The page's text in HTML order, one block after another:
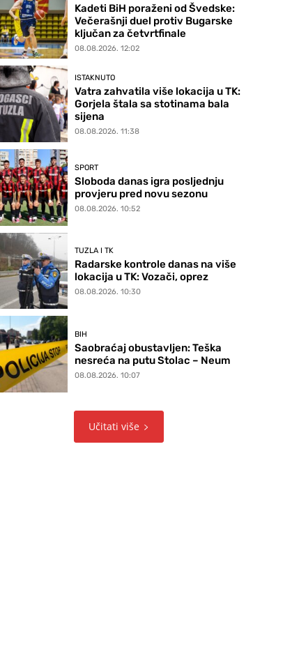
Kadeti BiH poraženi od Švedske:
Večerašnji duel protiv Bugarske
ključan za četvrtfinale
08.08.2026. 12:02
ISTAKNUTO
Vatra zahvatila više lokacija u TK:
Gorjela štala sa stotinama bala
sijena
08.08.2026. 11:38
SPORT
Sloboda danas igra posljednju
provjeru pred novu sezonu
08.08.2026. 10:52
TUZLA I TK
Radarske kontrole danas na više
lokacija u TK: Vozači, oprez
08.08.2026. 10:30
BIH
Saobraćaj obustavljen: Teška
nesreća na putu Stolac – Neum
08.08.2026. 10:07
Učitati više